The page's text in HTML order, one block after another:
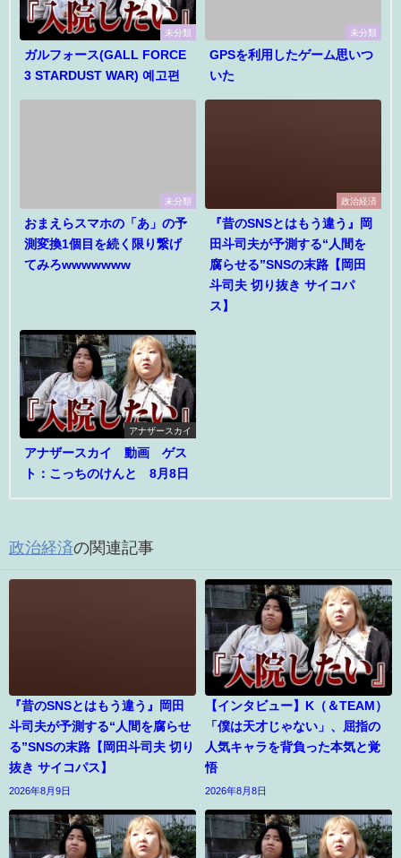
未分類
ガルフォース(GALL FORCE
3 STARDUST WAR) 예고편
未分類
GPSを利用したゲーム思いつ
いた
未分類
おまえらスマホの「あ」の予
測変換1個目を続く限り繋げ
てみろwwwwwww
政治経済
『昔のSNSとはもう違う』岡
田斗司夫が予測する“人間を
腐らせる”SNSの末路【岡田
斗司夫 切り抜き サイコパ
ス】
アナザースカイ
アナザースカイ 動画 ゲス
ト：こっちのけんと 8月8日
政治経済の関連記事
『昔のSNSとはもう違う』岡田
斗司夫が予測する“人間を腐らせ
る”SNSの末路【岡田斗司夫 切り
抜き サイコパス】
2026年8月9日
【インタビュー】K（＆TEAM）
「僕は天才じゃない」、屈指の
人気キャラを背負った本気と覚
悟
2026年8月8日